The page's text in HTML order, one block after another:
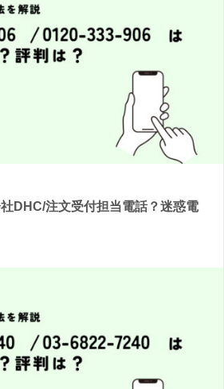
DHC/注文受付担当電話？迷惑電